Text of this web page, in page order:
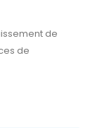
de
de